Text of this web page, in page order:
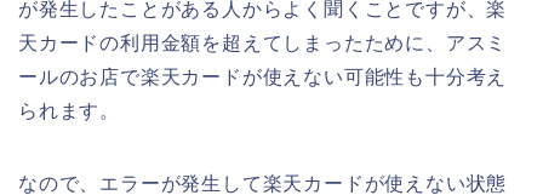
が発生したことがある人からよく聞くことですが、楽
天カードの利用金額を超えてしまったために、アスミ
ールのお店で楽天カードが使えない可能性も十分考え
られます。
なので、エラーが発生して楽天カードが使えない状態